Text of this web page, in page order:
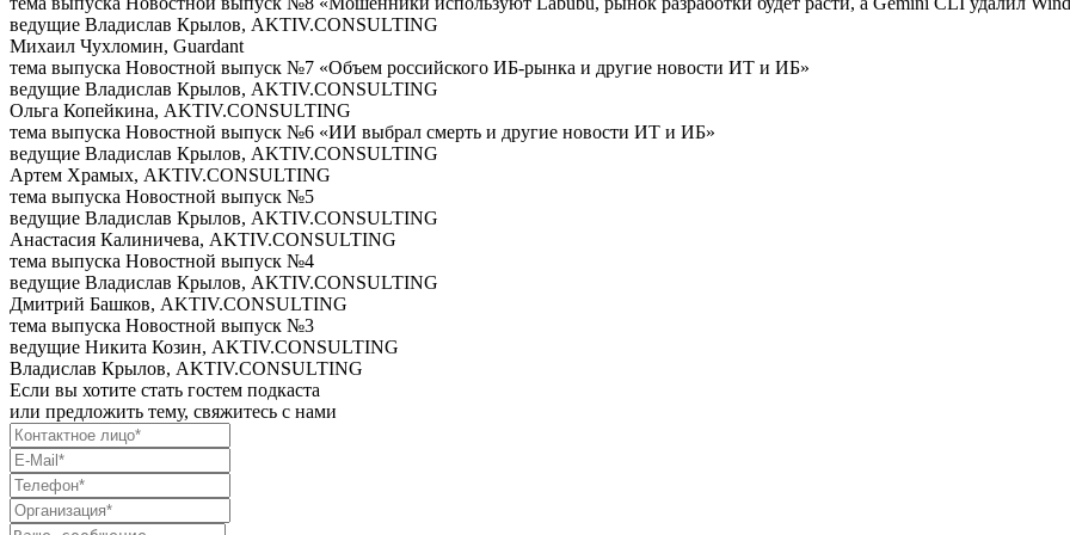
ведущие Владислав Крылов, AKTIV.CONSULTING
Михаил Чухломин, Guardant
тема выпуска Новостной выпуск №7 «Объем российского ИБ-рынка и другие новости ИТ и ИБ»
ведущие Владислав Крылов, AKTIV.CONSULTING
Ольга Копейкина, AKTIV.CONSULTING
тема выпуска Новостной выпуск №6 «ИИ выбрал смерть и другие новости ИТ и ИБ»
ведущие Владислав Крылов, AKTIV.CONSULTING
Артем Храмых, AKTIV.CONSULTING
тема выпуска Новостной выпуск №5
ведущие Владислав Крылов, AKTIV.CONSULTING
Анастасия Калиничева, AKTIV.CONSULTING
тема выпуска Новостной выпуск №4
ведущие Владислав Крылов, AKTIV.CONSULTING
Дмитрий Башков, AKTIV.CONSULTING
тема выпуска Новостной выпуск №3
ведущие Никита Козин, AKTIV.CONSULTING
Владислав Крылов, AKTIV.CONSULTING
Если вы хотите стать гостем подкаста
или предложить тему, свяжитесь с нами